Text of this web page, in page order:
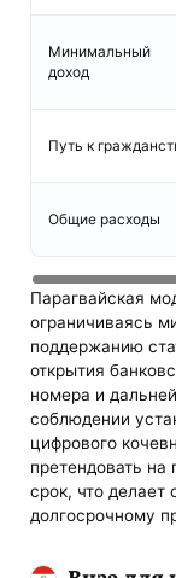
Минимальный
доход
Путь к
Общие расходы
Парагвайская
ограничиваясь
поддержанию
открытия
номера и
соблюдении
цифрового
претендовать на
срок, что делает
долгосрочному